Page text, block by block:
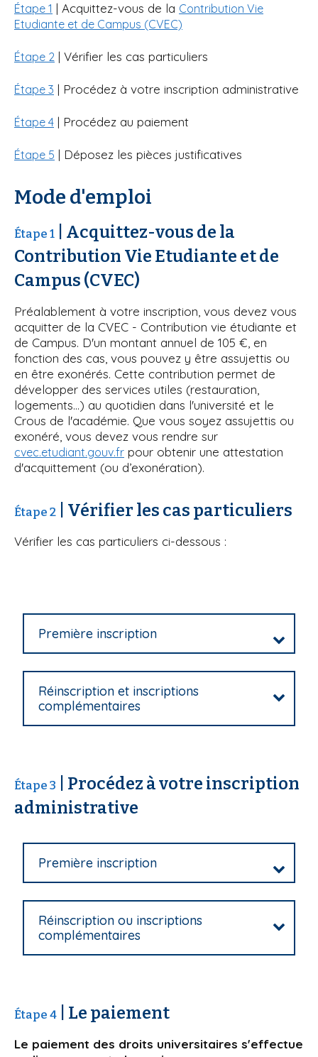
Étape 1 | Acquittez-vous de la Contribution Vie
Etudiante et de Campus (CVEC)
Étape 2 | Vérifier les cas particuliers
Étape 3 | Procédez à votre inscription administrative
Étape 4 | Procédez au paiement
Étape 5 | Déposez les pièces justificatives
Mode d'emploi
Étape 1
| Acquittez-vous de la
Contribution Vie Etudiante et de
Campus (CVEC)
Préalablement à votre inscription, vous devez vous
acquitter de la CVEC - Contribution vie étudiante et
de Campus. D'un montant annuel de 105 €, en
fonction des cas, vous pouvez y être assujettis ou
en être exonérés. Cette contribution permet de
développer des services utiles (restauration,
logements…) au quotidien dans l'université et le
Crous de l'académie. Que vous soyez assujettis ou
exonéré, vous devez vous rendre sur
cvec.etudiant.gouv.fr pour obtenir une attestation
d'acquittement (ou d’exonération).
Étape 2 | Vérifier les cas particuliers
Vérifier les cas particuliers ci-dessous :
Première inscription
Réinscription et inscriptions
complémentaires
Étape 3
| Procédez à votre inscription
administrative
Première inscription
Réinscription ou inscriptions
complémentaires
Étape 4 | Le paiement
Le paiement des droits universitaires s'effectue